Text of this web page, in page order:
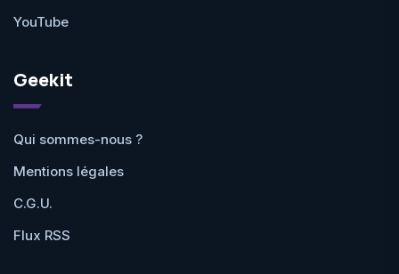
YouTube
Geekit
Qui sommes-nous ?
Mentions légales
C.G.U.
Flux RSS